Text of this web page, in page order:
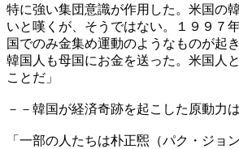
特に強い集団意識が作用した。米国の
いと嘆くが、そうではない。１９９７
国でのみ金集め運動のようなものが起
韓国人も母国にお金を送った。米国人
ことだ」
－－韓国が経済奇跡を起こした原動力は
「一部の人たちは朴正煕（パク・ジョ